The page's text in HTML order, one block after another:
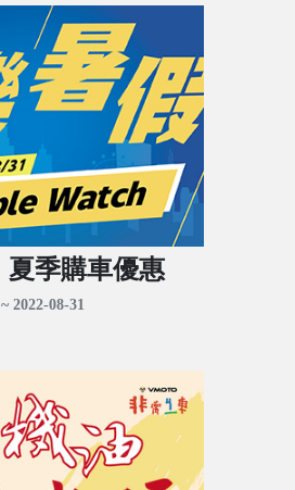
夏季購車優惠
2022-08-31